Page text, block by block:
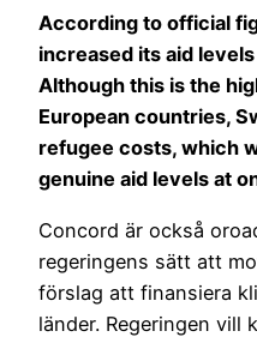
According to official
increased its aid
Although this is the
European countries,
refugee costs, which
genuine aid levels at
Concord är också
regeringens sätt att
förslag att finansiera
länder. Regeringen vill